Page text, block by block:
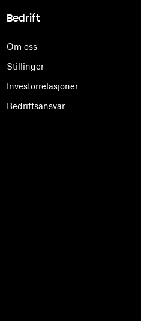
Bedrift
Om oss
Stillinger
Investorrelasjoner
Bedriftsansvar